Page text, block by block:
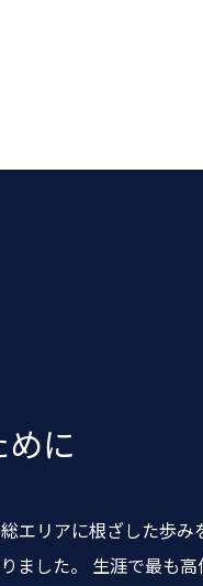
に
エリアに根ざした歩
ました。 生涯で最も